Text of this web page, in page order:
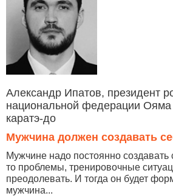
Александр Ипатов, президент
национальной федерации Ояма
каратэ-до
Мужчина должен создавать
Мужчине надо постоянно создавать
то проблемы, тренировочные
преодолевать. И тогда он будет
мужчина...